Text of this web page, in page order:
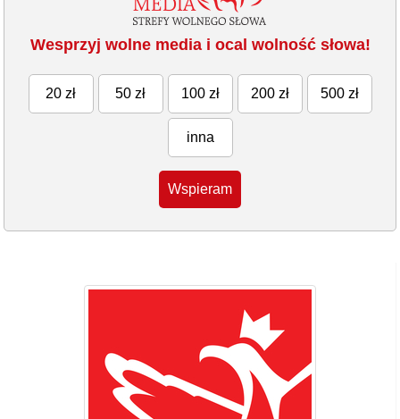
Wesprzyj wolne media i ocal wolność słowa!
20 zł 50 zł 100 zł 200 zł 500 zł
inna
Wspieram